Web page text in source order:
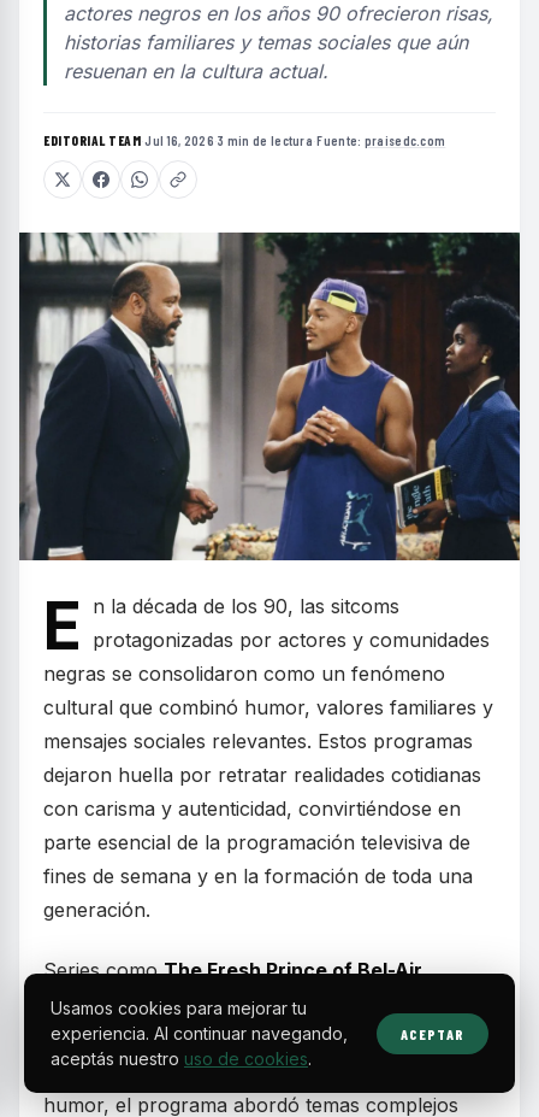
actores negros en los años 90 ofrecieron risas,
historias familiares y temas sociales que aún
resuenan en la cultura actual.
EDITORIAL TEAM·Jul 16, 2026·3 min de lectura·Fuente: praisedc.com
E
n la década de los 90, las sitcoms
protagonizadas por actores y comunidades
negras se consolidaron como un fenómeno
cultural que combinó humor, valores familiares y
mensajes sociales relevantes. Estos programas
dejaron huella por retratar realidades cotidianas
con carisma y autenticidad, convirtiéndose en
parte esencial de la programación televisiva de
fines de semana y en la formación de toda una
generación.
Series comoThe Fresh Prince of Bel-Air
mostraron la historia de un joven de Filadelfia
que, tras meterse en problemas, se muda con
sus parientes adinerados en Bel-Air. Más allá del
humor, el programa abordó temas complejos
Usamos cookies para mejorar tu
experiencia. Al continuar navegando,
aceptás nuestro uso de cookies.
ACEPTAR